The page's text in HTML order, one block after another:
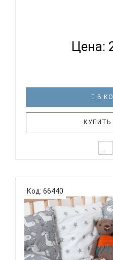
Цена:
В
КУПИТЬ
родитель подходит
ребенок большую
кровати. И
веселый рисунок,
стиркам – очень
Код: 66440